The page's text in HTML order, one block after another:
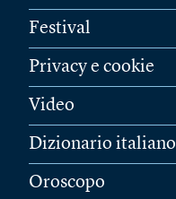
Festival
Privacy e cookie
Video
Dizionario italiano
Oroscopo